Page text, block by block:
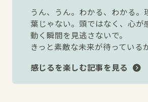
うん、うん。わかる、わかる。
葉じゃない。頭ではなく、心が
動く瞬間を見逃さないで。
きっと素敵な未来が待っている
感じるを楽しむ記事を見る